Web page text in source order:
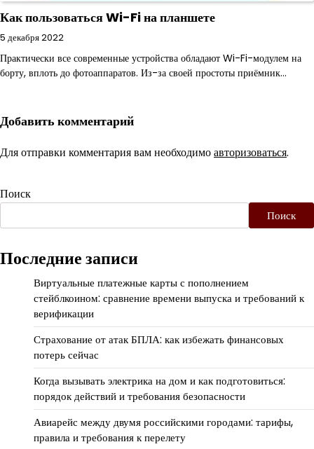
Как пользоваться Wi-Fi на планшете
5 декабря 2022
Практически все современные устройства обладают Wi-Fi-модулем на
борту, вплоть до фотоаппаратов. Из-за своей простоты приёмник…
Добавить комментарий
Для отправки комментария вам необходимоавторизоваться.
Поиск
Поиск
Последние записи
Виртуальные платежные карты с пополнением
стейблкоином: сравнение времени выпуска и требований к
верификации
Страхование от атак БПЛА: как избежать финансовых
потерь сейчас
Когда вызывать электрика на дом и как подготовиться:
порядок действий и требования безопасности
Авиарейс между двумя российскими городами: тарифы,
правила и требования к перелету